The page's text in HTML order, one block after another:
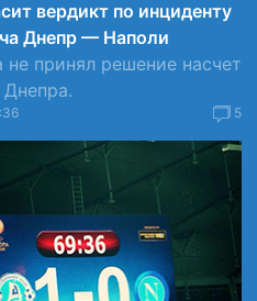
вердикт по инциденту
Днепр — Наполи
принял решение насчет
Днепра.
5